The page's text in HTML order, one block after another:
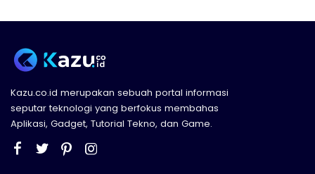
Kazu.co.id merupakan sebuah portal informasi
seputar teknologi yang berfokus membahas
Aplikasi, Gadget, Tutorial Tekno, dan Game.